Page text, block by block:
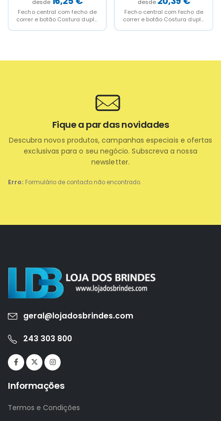
Fecho central com fecho de
correr e botão Costura dupla
Fecho central com fecho de
correr e botão Costura dupla
Erro: Formulário de contacto não encontrado.
Fique a par das novidades
Descubra novos produtos, campanhas especiais e ofertas
exclusivas para o seu negócio. Subscreva a nossa
newsletter.
geral@lojadosbrindes.com
243 303 800
Informações
Termos e Condições